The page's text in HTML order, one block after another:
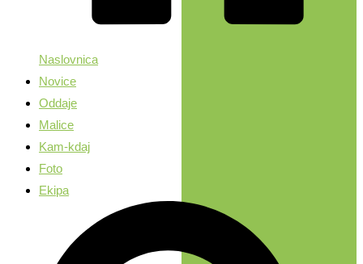
Naslovnica
Novice
Oddaje
Malice
Kam-kdaj
Foto
Ekipa